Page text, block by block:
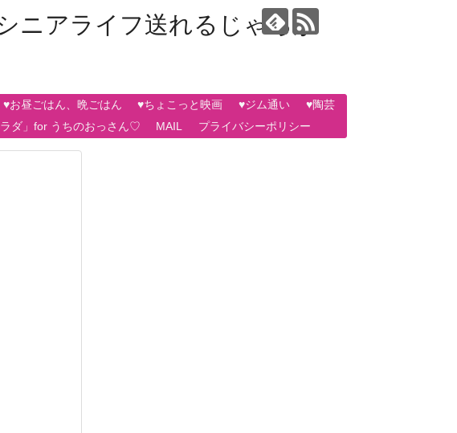
ニアライフ送れるじゃろか
♥お昼ごはん、晩ごはん ♥ちょこっと映画 ♥ジム通い
♥陶芸
ダ」for うちのおっさん♡ MAIL プライバシーポリシー